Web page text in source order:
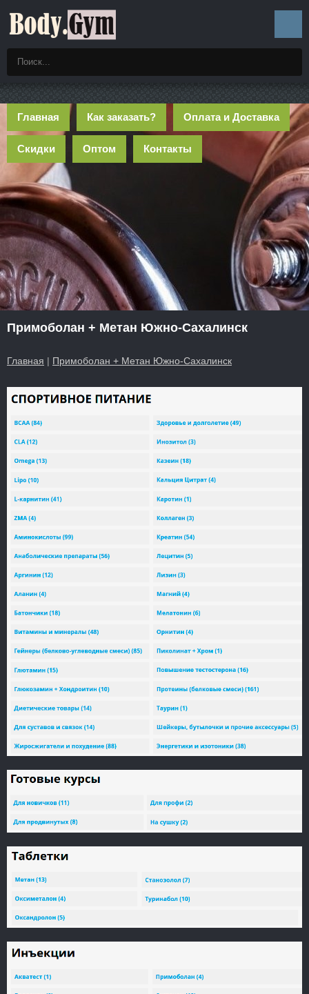
Главная Как заказать? Оплата и Доставка
Скидки Оптом Контакты
Примоболан + Метан Южно-Сахалинск
Главная | Примоболан + Метан Южно-Сахалинск